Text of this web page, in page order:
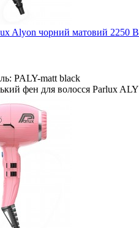
Alyon чорний матовий 2250
PALY-matt black
фен для волосся Parlux